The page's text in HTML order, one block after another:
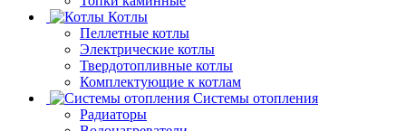
Котлы
Пеллетные котлы
Электрические котлы
Твердотопливные котлы
Комплектующие к котлам
Системы отопления
Радиаторы